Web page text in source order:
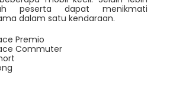
peserta dapat menikmati
dalam satu kendaraan.
Premio
Commuter